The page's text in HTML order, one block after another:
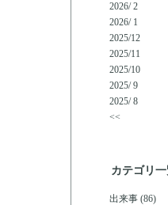
2026/ 2
2026/ 1
2025/12
2025/11
2025/10
2025/ 9
2025/ 8
<<
カテゴリ
出来事 (86)